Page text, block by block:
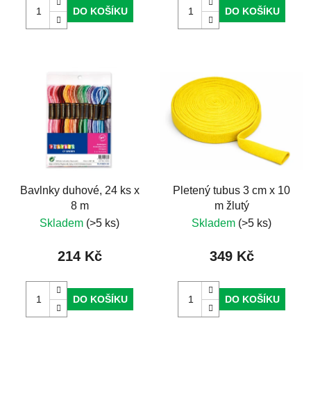
DO KOŠÍKU DO KOŠÍKU
Bavlnky duhové, 24 ks x
8 m
Skladem (>5 ks)
214 Kč
DO KOŠÍKU
Pletený tubus 3 cm x 10
m žlutý
Skladem (>5 ks)
349 Kč
DO KOŠÍKU